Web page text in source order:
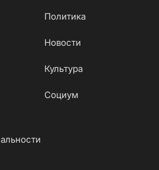
Политика
Новости
Культура
Социум